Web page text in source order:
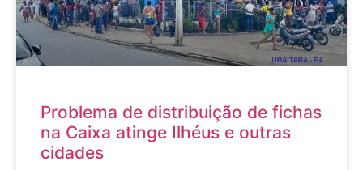
Problema de distribuição de fichas
na Caixa atinge Ilhéus e outras
cidades